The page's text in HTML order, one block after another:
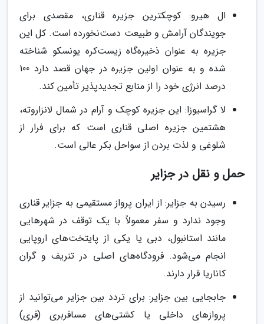
ال هیرو: کوچکترین جزیره قناری، مقصدی برای
جویندگان آرامش و طبیعت دست‌نخورده است. کل این
جزیره به عنوان ذخیره‌گاه زیست‌کره یونسکو شناخته
شده و به عنوان اولین جزیره در جهان قصد دارد 100
درصد انرژی خود را از منابع تجدیدپذیر تأمین کند.
لا گراسیوزا: این جزیره کوچک و آرام در شمال لانزاروته،
هشتمین جزیره اصلی قناری است که برای فرار از
شلوغی و لذت بردن از سواحل بکر عالی است.
حمل و نقل در جزایر
رسیدن به جزایر: از ایران پرواز مستقیمی به جزایر قناری
وجود ندارد و سفر معمولاً با یک توقف در شهرهایی
مانند استانبول، دبی یا یکی از پایتخت‌های اروپایی
انجام می‌شود. فرودگاه‌های اصلی در تنریف و گران
کاناریا قرار دارند.
جابجایی بین جزایر: برای تردد بین جزایر می‌توانید از
پروازهای داخلی یا کشتی‌های مسافربری (فری)